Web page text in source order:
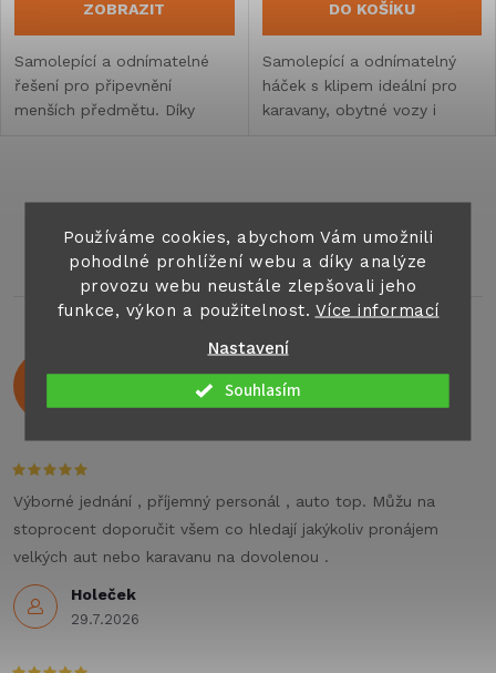
Používáme cookies, abychom Vám umožnili
pohodlné prohlížení webu a díky analýze
provozu webu neustále zlepšovali jeho
funkce, výkon a použitelnost. Více informací
Nastavení
Souhlasím
ZOBRAZIT
Samolepící a odnímatelné
řešení pro připevnění
menších předmětu. Díky
snadno odstranit...
DO KOŠÍKU
Samolepící a odnímatelný
háček s klipem ideální pro
karavany, obytné vozy i
Díky speciální technologii
pevně...
O
d
a
c
í
p
r
Hodnocení zákazníků
524 hodnocení
Holeček
29.7.2026
Výborné jednání , příjemný personál , auto top. Můžu na
stoprocent doporučit všem co hledají jakýkoliv pronájem
velkých aut nebo karavanu na dovolenou .